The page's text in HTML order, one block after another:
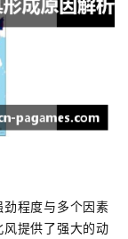
程度与多个因素
提供了强大的动